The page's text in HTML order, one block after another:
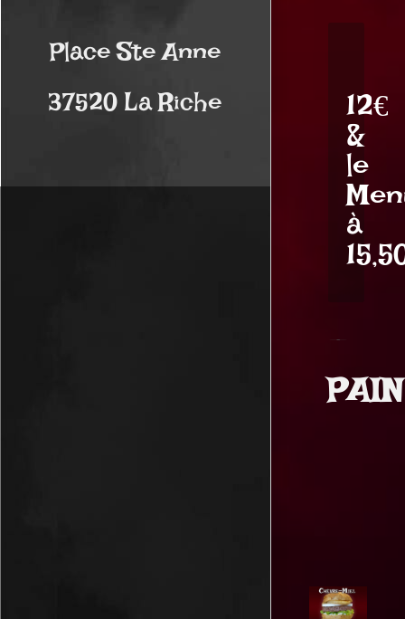
Place Ste Anne
37520 La Riche
12€
&
le
à
disponibilité